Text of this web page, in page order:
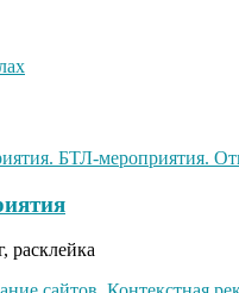
расклейка